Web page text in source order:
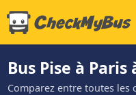
Bus Pise à
Comparez entre toutes les